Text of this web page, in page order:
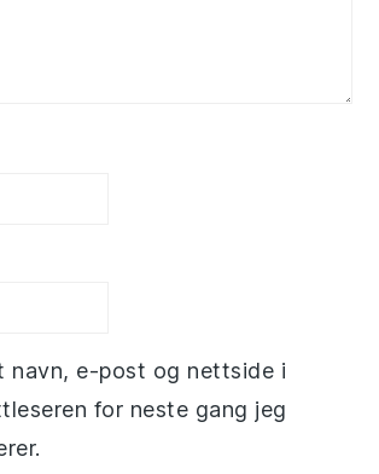
navn, e-post og nettside i
for neste gang jeg